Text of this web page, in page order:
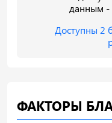
данным -
Доступны 2
ФАКТОРЫ